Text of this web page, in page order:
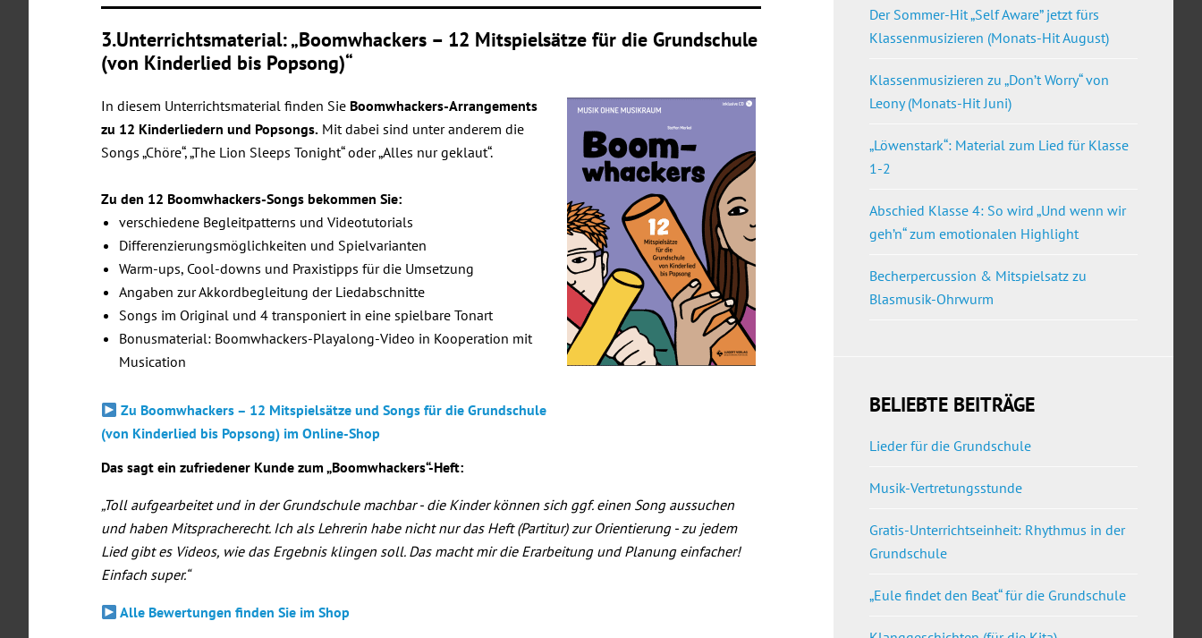
3.Unterrichtsmaterial: „Boomwhackers – 12 Mitspielsätze für die Grundschule
(von Kinderlied bis Popsong)“
In diesem Unterrichtsmaterial finden Sie Boomwhackers-Arrangements
zu 12 Kinderliedern und Popsongs. Mit dabei sind unter anderem die
Songs „Chöre“, „The Lion Sleeps Tonight“ oder „Alles nur geklaut“.
Zu den 12 Boomwhackers-Songs bekommen Sie:
verschiedene Begleitpatterns und Videotutorials
Differenzierungsmöglichkeiten und Spielvarianten
Warm-ups, Cool-downs und Praxistipps für die Umsetzung
Angaben zur Akkordbegleitung der Liedabschnitte
Songs im Original und 4 transponiert in eine spielbare Tonart
Bonusmaterial: Boomwhackers-Playalong-Video in Kooperation mit
Musication
Zu Boomwhackers – 12 Mitspielsätze und Songs für die Grundschule
(von Kinderlied bis Popsong) im Online-Shop
Das sagt ein zufriedener Kunde zum „Boomwhackers“-Heft:
„Toll aufgearbeitet und in der Grundschule machbar - die Kinder können sich ggf. einen Song aussuchen
und haben Mitspracherecht. Ich als Lehrerin habe nicht nur das Heft (Partitur) zur Orientierung - zu jedem
Lied gibt es Videos, wie das Ergebnis klingen soll. Das macht mir die Erarbeitung und Planung einfacher!
Einfach super.“
Alle Bewertungen finden Sie im Shop
Der Sommer-Hit „Self Aware” jetzt fürs
Klassenmusizieren (Monats-Hit August)
Klassenmusizieren zu „Don’t Worry“ von
Leony (Monats-Hit Juni)
„Löwenstark“: Material zum Lied für Klasse
1-2
Abschied Klasse 4: So wird „Und wenn wir
geh’n“ zum emotionalen Highlight
Becherpercussion & Mitspielsatz zu
Blasmusik-Ohrwurm
BELIEBTE BEITRÄGE
Lieder für die Grundschule
Musik-Vertretungsstunde
Gratis-Unterrichtseinheit: Rhythmus in der
Grundschule
„Eule findet den Beat“ für die Grundschule